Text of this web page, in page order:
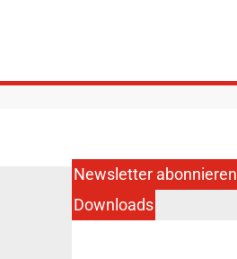
Newsletter abonnieren
Downloads